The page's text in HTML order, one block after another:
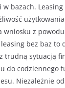
bazach. Leasing
wniosku z powodu
bez baz to
trudną sytuacją
do codziennego
Niezależnie